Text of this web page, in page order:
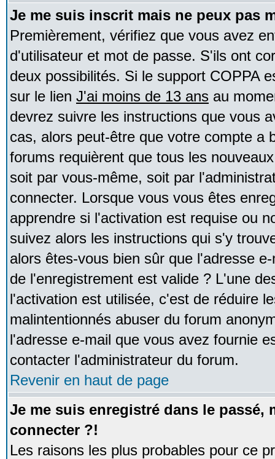
Je me suis inscrit mais ne peux pas
Premièrement, vérifiez que vous avez
d'utilisateur et mot de passe. S'ils ont
deux possibilités. Si le support COPPA
sur le lien J'ai moins de 13 ans au
devrez suivre les instructions que vous
cas, alors peut-être que votre compte a
forums requièrent que tous les
soit par vous-même, soit par
connecter. Lorsque vous vous êtes
apprendre si l'activation est requise ou
suivez alors les instructions qui s'y
alors êtes-vous bien sûr que l'adresse
de l'enregistrement est valide ? L'une
l'activation est utilisée, c'est de réduire
malintentionnés abuser du forum
l'adresse e-mail que vous avez fournie
contacter l'administrateur du forum.
Revenir en haut de page
Je me suis enregistré dans le passé,
connecter ?!
Les raisons les plus probables pour ce